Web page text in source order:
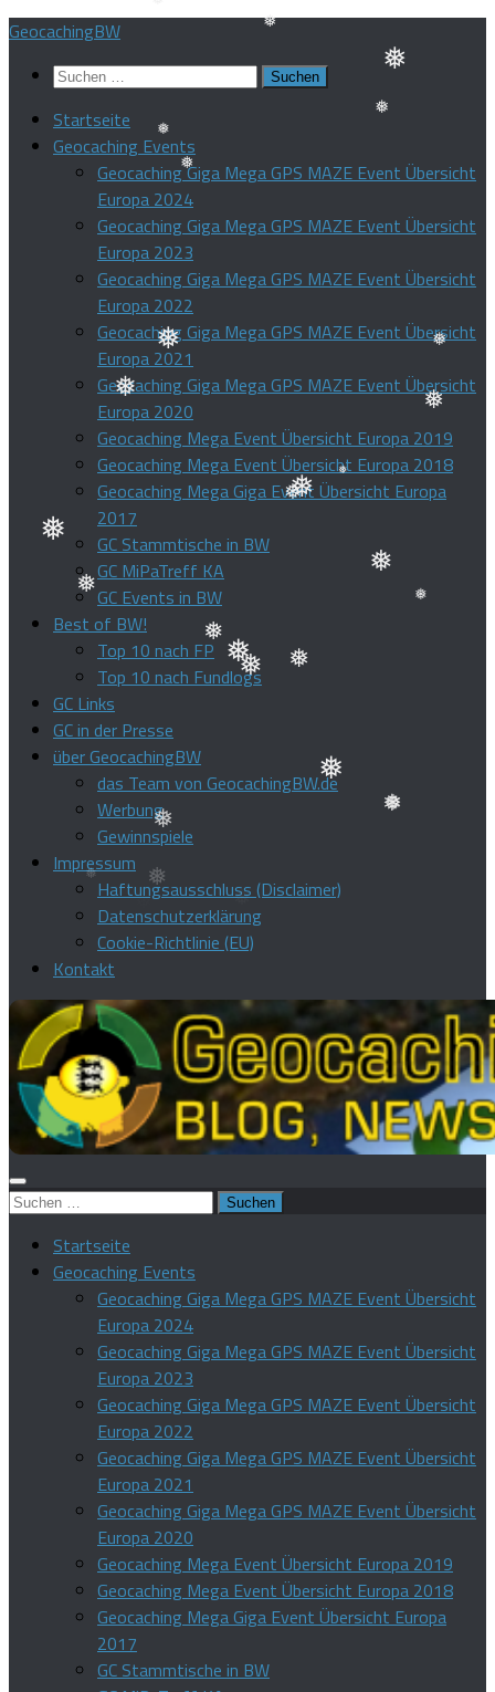
❅
❅
❅
❅
❅
❅
❅
❅
❅
❅
❅
❅
❅
❅
❅
❅
❅
Zum
springen
GeocachingBW
Suchen
Startseite
Geocaching Events
Geocaching Giga Mega GPS MAZE Event Übersicht
Europa 2024
Geocaching Giga Mega GPS MAZE Event Übersicht
Europa 2023
Geocaching Giga Mega GPS MAZE Event Übersicht
Europa 2022
Geocaching Giga Mega GPS MAZE Event Übersicht
Europa 2021
Geocaching Giga Mega GPS MAZE Event Übersicht
Europa 2020
Geocaching Mega Event Übersicht Europa 2019
Geocaching Mega Event Übersicht Europa 2018
Geocaching Mega Giga Event Übersicht Europa
2017
GC Stammtische in BW
GC MiPaTreff KA
GC Events in BW
Best of BW!
Top 10 nach FP
Top 10 nach Fundlogs
GC Links
GC in der Presse
über GeocachingBW
das Team von GeocachingBW.de
Werbung
Gewinnspiele
Impressum
Haftungsausschluss (Disclaimer)
Datenschutzerklärung
Cookie-Richtlinie (EU)
Kontakt
Suchen
Startseite
Geocaching Events
Geocaching Giga Mega GPS MAZE Event Übersicht
Europa 2024
Geocaching Giga Mega GPS MAZE Event Übersicht
Europa 2023
Geocaching Giga Mega GPS MAZE Event Übersicht
Europa 2022
Geocaching Giga Mega GPS MAZE Event Übersicht
Europa 2021
Geocaching Giga Mega GPS MAZE Event Übersicht
Europa 2020
Geocaching Mega Event Übersicht Europa 2019
Geocaching Mega Event Übersicht Europa 2018
Geocaching Mega Giga Event Übersicht Europa
2017
GC Stammtische in BW